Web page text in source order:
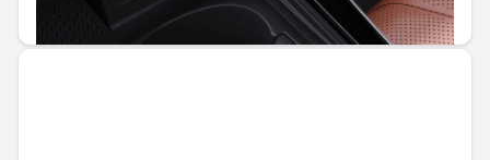
50,82 € / 99,40 лв.